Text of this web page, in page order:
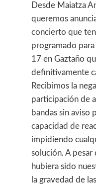
Desde Maiatza
queremos
concierto que
programado para
17 en Gaztaño
definitivamente
Recibimos la
participación de
bandas sin aviso
capacidad de
impidiendo
solución. A pesar
hubiera sido
la gravedad de